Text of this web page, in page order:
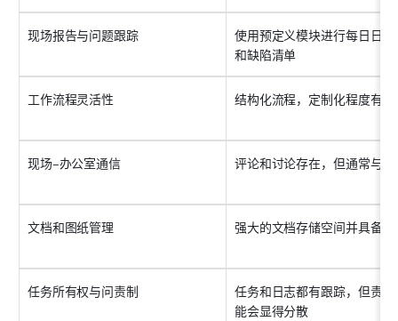
现场报告与问题跟踪
使用预定义模块进行每日日
和缺陷清单
工作流程灵活性 结构化流程，定制化程度有限
现场–办公室通信 评论和讨论存在，但通常与
文档和图纸管理 强大的文档存储空间并具备
任务所有权与问责制
任务和日志都有跟踪，但责
能会显得分散